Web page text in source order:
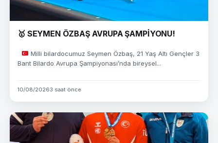
🥇 SEYMEN ÖZBAŞ AVRUPA ŞAMPİYONU!
Milli bilardocumuz Seymen Özbaş, 21 Yaş Altı Gençler 3
Bant Bilardo Avrupa Şampiyonası’nda bireysel...
10/08/20263 saat önce